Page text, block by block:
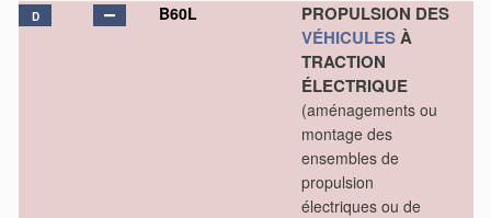
D B60L
PROPULSION DES
VÉHICULESÀ
TRACTION
ÉLECTRIQUE
(aménagements ou
montage des
ensembles de
propulsion
électriques ou de